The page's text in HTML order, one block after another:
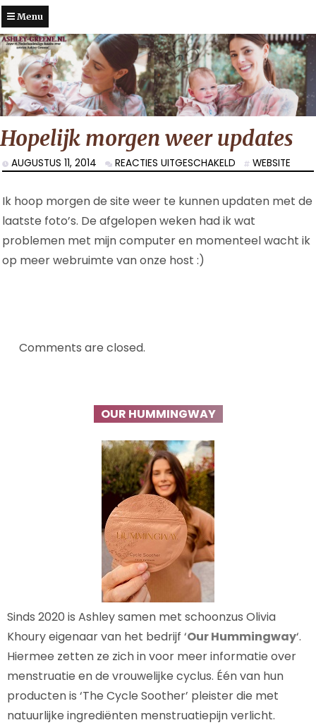
Menu
Hopelijk morgen weer updates
AUGUSTUS 11, 2014 REACTIES UITGESCHAKELD VOOR
HOPELIJK
WEER
UPDATES
WEBSITE
Ik hoop morgen de site weer te kunnen updaten met de
laatste foto’s. De afgelopen weken had ik wat
problemen met mijn computer en momenteel wacht ik
op meer webruimte van onze host :)
Comments are closed.
OUR HUMMINGWAY
Sinds 2020 is Ashley samen met schoonzus Olivia
Khoury eigenaar van het bedrijf ‘Our Hummingway‘.
Hiermee zetten ze zich in voor meer informatie over
menstruatie en de vrouwelijke cyclus. Één van hun
producten is ‘The Cycle Soother’ pleister die met
natuurlijke ingrediënten menstruatiepijn verlicht.